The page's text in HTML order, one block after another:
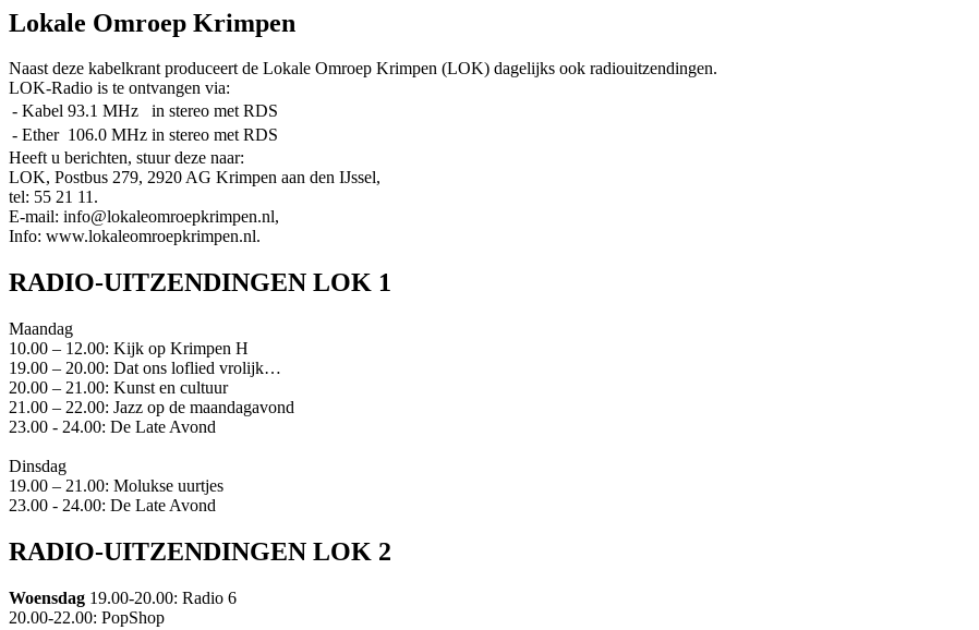
Lokale Omroep Krimpen
Naast deze kabelkrant produceert de Lokale Omroep Krimpen (LOK) dagelijks ook radiouitzendingen.
LOK-Radio is te ontvangen via:
- Kabel 93.1 MHz
in stereo met RDS
- Ether 106.0 MHz in stereo met RDS
Heeft u berichten, stuur deze naar:
LOK, Postbus 279, 2920 AG Krimpen aan den IJssel,
tel: 55 21 11.
E-mail: info@lokaleomroepkrimpen.nl,
Info: www.lokaleomroepkrimpen.nl.
RADIO-UITZENDINGEN LOK 1
Maandag
10.00 – 12.00: Kijk op Krimpen H
19.00 – 20.00: Dat ons loflied vrolijk…
20.00 – 21.00: Kunst en cultuur
21.00 – 22.00: Jazz op de maandagavond
23.00 - 24.00: De Late Avond
Dinsdag
19.00 – 21.00: Molukse uurtjes
23.00 - 24.00: De Late Avond
RADIO-UITZENDINGEN LOK 2
Woensdag 19.00-20.00: Radio 6
20.00-22.00: PopShop